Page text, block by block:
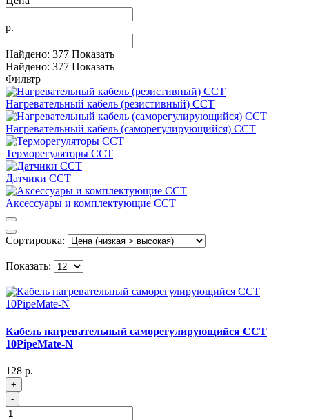
р.
Найдено: 377 Показать
Найдено: 377 Показать
Фильтр
Нагревательный кабель (резистивный) ССТ
Нагревательный кабель (саморегулирующийся) ССТ
Терморегуляторы ССТ
Датчики ССТ
Аксессуары и комплектующие ССТ
Сортировка:
Показать:
Кабель нагревательный саморегулирующийся ССТ
10PipeMate-N
128 р.
+
-